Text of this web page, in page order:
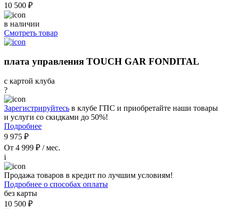
10 500 ₽
в наличии
Смотреть товар
плата управления TOUCH GAR FONDITAL
с картой клуба
?
Зарегистрируйтесь в клубе ГПС и приобретайте наши товары
и услуги со скидками до 50%!
Подробнее
9 975 ₽
От 4 999 ₽ / мес.
i
Продажа товаров в кредит по лучшим условиям!
Подробнее о способах оплаты
без карты
10 500 ₽